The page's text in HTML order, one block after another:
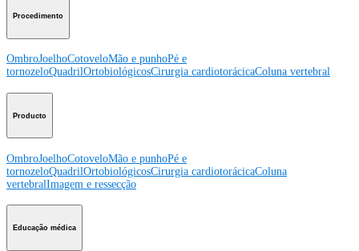
Procedimento
OmbroJoelhoCotoveloMão e punhoPé e
tornozeloQuadrilOrtobiológicosCirurgia cardiotorácicaColuna vertebral
Producto
OmbroJoelhoCotoveloMão e punhoPé e
tornozeloQuadrilOrtobiológicosCirurgia cardiotorácicaColuna
vertebralImagem e ressecção
Educação médica